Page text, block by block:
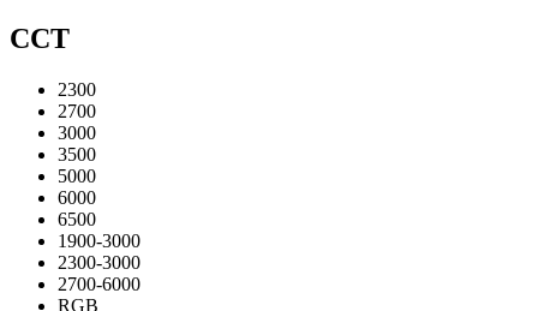
CCT
2300
2700
3000
3500
5000
6000
6500
1900-3000
2300-3000
2700-6000
RGB